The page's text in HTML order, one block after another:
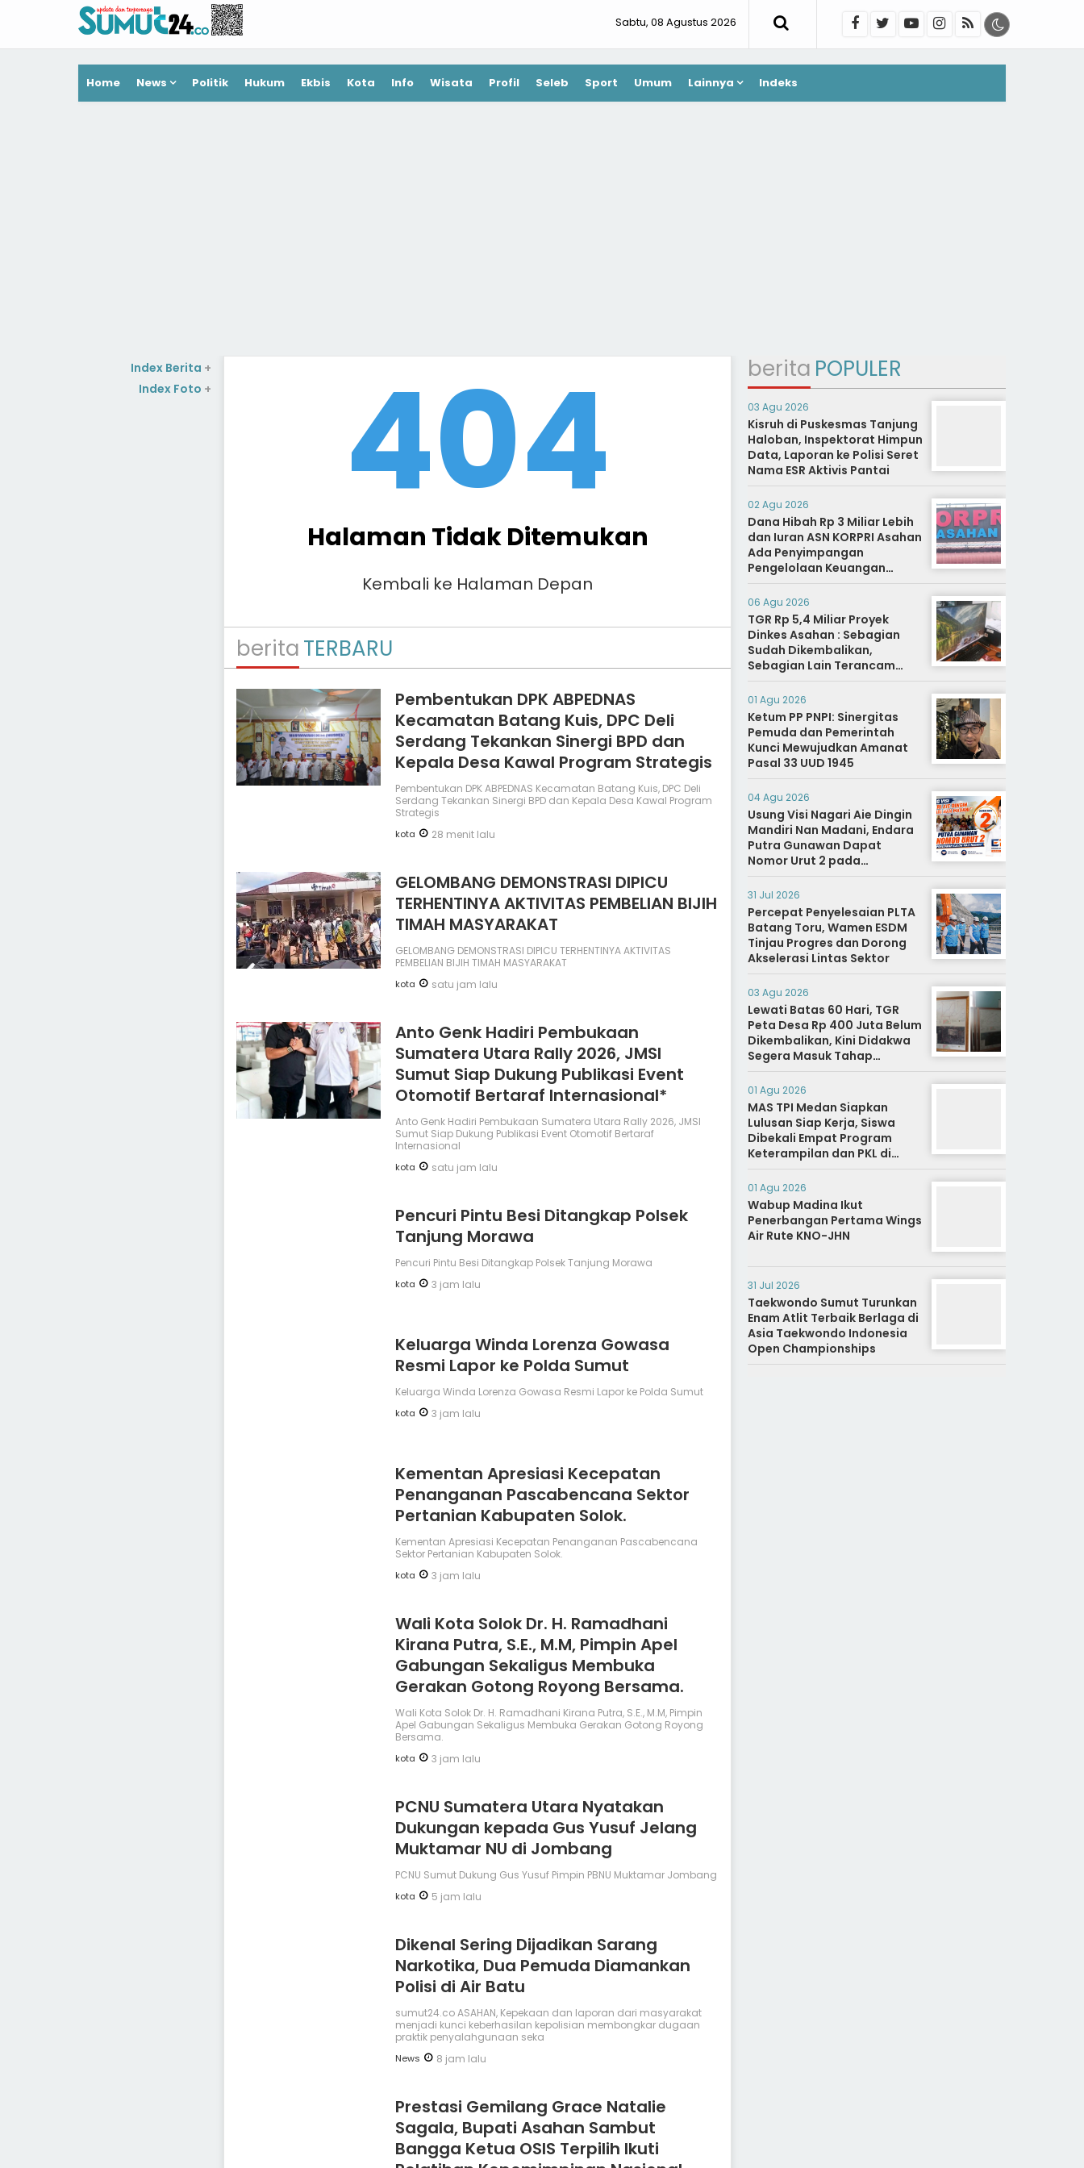
Sabtu, 08 Agustus 2026
Home News Politik Hukum Ekbis Kota Info Wisata Profil Seleb Sport Umum Lainnya Indeks
404
Halaman Tidak Ditemukan
Kembali ke Halaman Depan
beritaTERBARU
Pembentukan DPK ABPEDNAS
Kecamatan Batang Kuis, DPC Deli
Serdang Tekankan Sinergi BPD dan
Kepala Desa Kawal Program Strategis
Pembentukan DPK ABPEDNAS Kecamatan Batang Kuis, DPC Deli
Serdang Tekankan Sinergi BPD dan Kepala Desa Kawal Program
Strategis
kota 28 menit lalu
GELOMBANG DEMONSTRASI DIPICU
TERHENTINYA AKTIVITAS PEMBELIAN BIJIH
TIMAH MASYARAKAT
GELOMBANG DEMONSTRASI DIPICU TERHENTINYA AKTIVITAS
PEMBELIAN BIJIH TIMAH MASYARAKAT
kota satu jam lalu
Anto Genk Hadiri Pembukaan
Sumatera Utara Rally 2026, JMSI
Sumut Siap Dukung Publikasi Event
Otomotif Bertaraf Internasional*
Anto Genk Hadiri Pembukaan Sumatera Utara Rally 2026, JMSI
Sumut Siap Dukung Publikasi Event Otomotif Bertaraf
Internasional
kota satu jam lalu
Pencuri Pintu Besi Ditangkap Polsek
Tanjung Morawa
Pencuri Pintu Besi Ditangkap Polsek Tanjung Morawa
kota 3 jam lalu
Keluarga Winda Lorenza Gowasa
Resmi Lapor ke Polda Sumut
Keluarga Winda Lorenza Gowasa Resmi Lapor ke Polda Sumut
kota 3 jam lalu
Kementan Apresiasi Kecepatan
Penanganan Pascabencana Sektor
Pertanian Kabupaten Solok.
Kementan Apresiasi Kecepatan Penanganan Pascabencana
Sektor Pertanian Kabupaten Solok.
kota 3 jam lalu
Wali Kota Solok Dr. H. Ramadhani
Kirana Putra, S.E., M.M, Pimpin Apel
Gabungan Sekaligus Membuka
Gerakan Gotong Royong Bersama.
Wali Kota Solok Dr. H. Ramadhani Kirana Putra, S.E., M.M, Pimpin
Apel Gabungan Sekaligus Membuka Gerakan Gotong Royong
Bersama.
kota 3 jam lalu
PCNU Sumatera Utara Nyatakan
Dukungan kepada Gus Yusuf Jelang
Muktamar NU di Jombang
PCNU Sumut Dukung Gus Yusuf Pimpin PBNU Muktamar Jombang
kota 5 jam lalu
Dikenal Sering Dijadikan Sarang
Narkotika, Dua Pemuda Diamankan
Polisi di Air Batu
sumut24.co ASAHAN, Kepekaan dan laporan dari masyarakat
menjadi kunci keberhasilan kepolisian membongkar dugaan
praktik penyalahgunaan seka
News 8 jam lalu
Prestasi Gemilang Grace Natalie
Sagala, Bupati Asahan Sambut
Bangga Ketua OSIS Terpilih Ikuti
Index Berita +
Index Foto +
berita POPULER
03 Agu 2026
Kisruh di Puskesmas Tanjung
Haloban, Inspektorat Himpun
Data, Laporan ke Polisi Seret
Nama ESR Aktivis Pantai
02 Agu 2026
Dana Hibah Rp 3 Miliar Lebih
dan Iuran ASN KORPRI Asahan
Ada Penyimpangan
Pengelolaan Keuangan
Dipertanyakan, Aparat
Diminta Segera Usut
06 Agu 2026
TGR Rp 5,4 Miliar Proyek
Dinkes Asahan : Sebagian
Sudah Dikembalikan,
Sebagian Lain Terancam
Sanksi Hukuman Berat
01 Agu 2026
Ketum PP PNPI: Sinergitas
Pemuda dan Pemerintah
Kunci Mewujudkan Amanat
Pasal 33 UUD 1945
04 Agu 2026
Usung Visi Nagari Aie Dingin
Mandiri Nan Madani, Endara
Putra Gunawan Dapat
Nomor Urut 2 pada
Penetapan Calon Wali
Nagari.
31 Jul 2026
Percepat Penyelesaian PLTA
Batang Toru, Wamen ESDM
Tinjau Progres dan Dorong
Akselerasi Lintas Sektor
03 Agu 2026
Lewati Batas 60 Hari, TGR
Peta Desa Rp 400 Juta Belum
Dikembalikan, Kini Didakwa
Segera Masuk Tahap
Penyidikan
01 Agu 2026
MAS TPI Medan Siapkan
Lulusan Siap Kerja, Siswa
Dibekali Empat Program
Keterampilan dan PKL di
Dunia Industri
01 Agu 2026
Wabup Madina Ikut
Penerbangan Pertama Wings
Air Rute KNO-JHN
31 Jul 2026
Taekwondo Sumut Turunkan
Enam Atlit Terbaik Berlaga di
Asia Taekwondo Indonesia
Open Championships